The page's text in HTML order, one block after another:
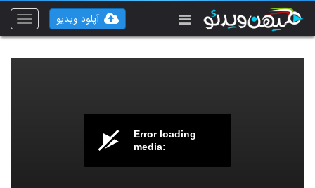
Toggle
آپلود ویدیو
Error loading
media: